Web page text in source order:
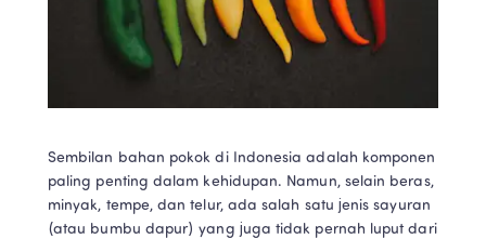
Sembilan bahan pokok di Indonesia adalah komponen
paling penting dalam kehidupan. Namun, selain beras,
minyak, tempe, dan telur, ada salah satu jenis sayuran
(atau bumbu dapur) yang juga tidak pernah luput dari